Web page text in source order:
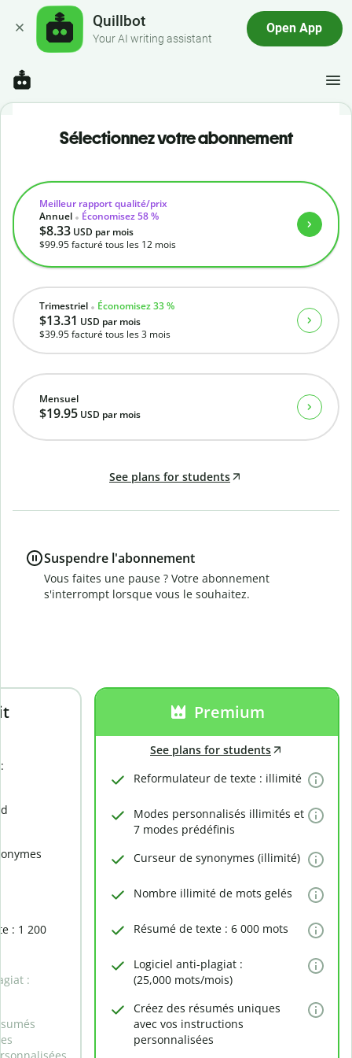
Quillbot
Your AI writing assistant
Open App
: 1 200
:
Premium
See plans for students
Reformulateur de texte : illimité
Modes personnalisés illimités et
7 modes prédéfinis
Curseur de synonymes (illimité)
Nombre illimité de mots gelés
Résumé de texte : 6 000 mots
Logiciel anti-plagiat :
(25,000 mots/mois)
Créez des résumés uniques
avec vos instructions
personnalisées
Sélectionnez votre abonnement
Mensuel
$19.95 USD par mois
Trimestriel Économisez 33 %
$13.31 USD par mois
$39.95facturé tous les 3 mois
Meilleur rapport qualité/prix
Annuel
Économisez 58 %
$8.33 USD par mois
$99.95facturé tous les 12 mois
See plans for students
Suspendre l'abonnement
Vous faites une pause ? Votre abonnement
s'interrompt lorsque vous le souhaitez.